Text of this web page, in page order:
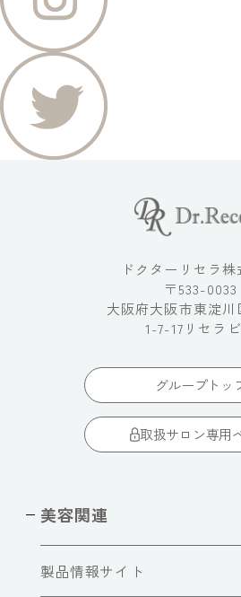
ドクターリセラ
〒533-0033
大阪府大阪市東淀川
1-7-17リセラ
グループトッ
取扱サロン専用
美容関連
製品情報サイト